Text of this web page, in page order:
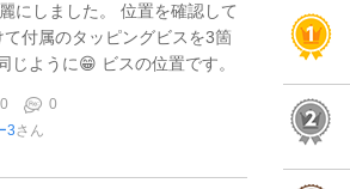
にしました。 位置を確認して
付属のタッピングビスを3箇
じように😁 ビスの位置です。
0
0
3さん